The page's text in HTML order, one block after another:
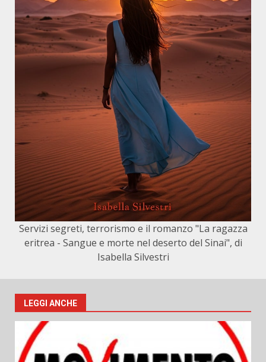
Servizi segreti, terrorismo e il romanzo "La ragazza
eritrea - Sangue e morte nel deserto del Sinai", di
Isabella Silvestri
LEGGI ANCHE